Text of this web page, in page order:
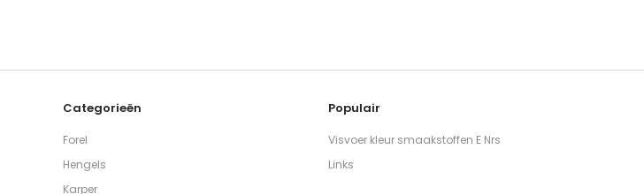
Categorieën
Forel
Hengels
Karper
Populair
Visvoer kleur smaakstoffen E Nrs
Links